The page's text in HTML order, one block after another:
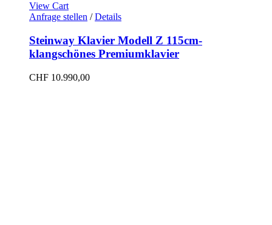
View Cart
Anfrage stellen / Details
Steinway Klavier Modell Z 115cm-
klangschönes Premiumklavier
CHF 10.990,00